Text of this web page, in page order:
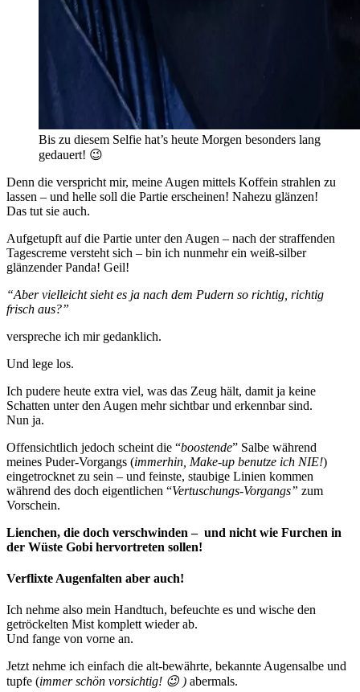
Bis zu diesem Selfie hat’s heute Morgen besonders lang
gedauert! 😉
Denn die verspricht mir, meine Augen mittels Koffein strahlen zu
lassen – und helle soll die Partie erscheinen! Nahezu glänzen!
Das tut sie auch.
Aufgetupft auf die Partie unter den Augen – nach der straffenden
Tagescreme versteht sich – bin ich nunmehr ein weiß-silber
glänzender Panda! Geil!
“Aber vielleicht sieht es ja nach dem Pudern so richtig, richtig
frisch aus?”
verspreche ich mir gedanklich.
Und lege los.
Ich pudere heute extra viel, was das Zeug hält, damit ja keine
Schatten unter den Augen mehr sichtbar und erkennbar sind.
Nun ja.
Offensichtlich jedoch scheint die “boostende” Salbe während
meines Puder-Vorgangs (immerhin, Make-up benutze ich NIE!)
eingetrocknet zu sein – und feinste, staubige Linien kommen
während des doch eigentlichen “Vertuschungs-Vorgangs” zum
Vorschein.
Lienchen, die doch verschwinden – und nicht wie Furchen in
der Wüste Gobi hervortreten sollen!
Verflixte Augenfalten aber auch!
Ich nehme also mein Handtuch, befeuchte es und wische den
getröckelten Mist komplett wieder ab.
Und fange von vorne an.
Jetzt nehme ich einfach die alt-bewährte, bekannte Augensalbe und
tupfe (immer schön vorsichtig! 😉 ) abermals.